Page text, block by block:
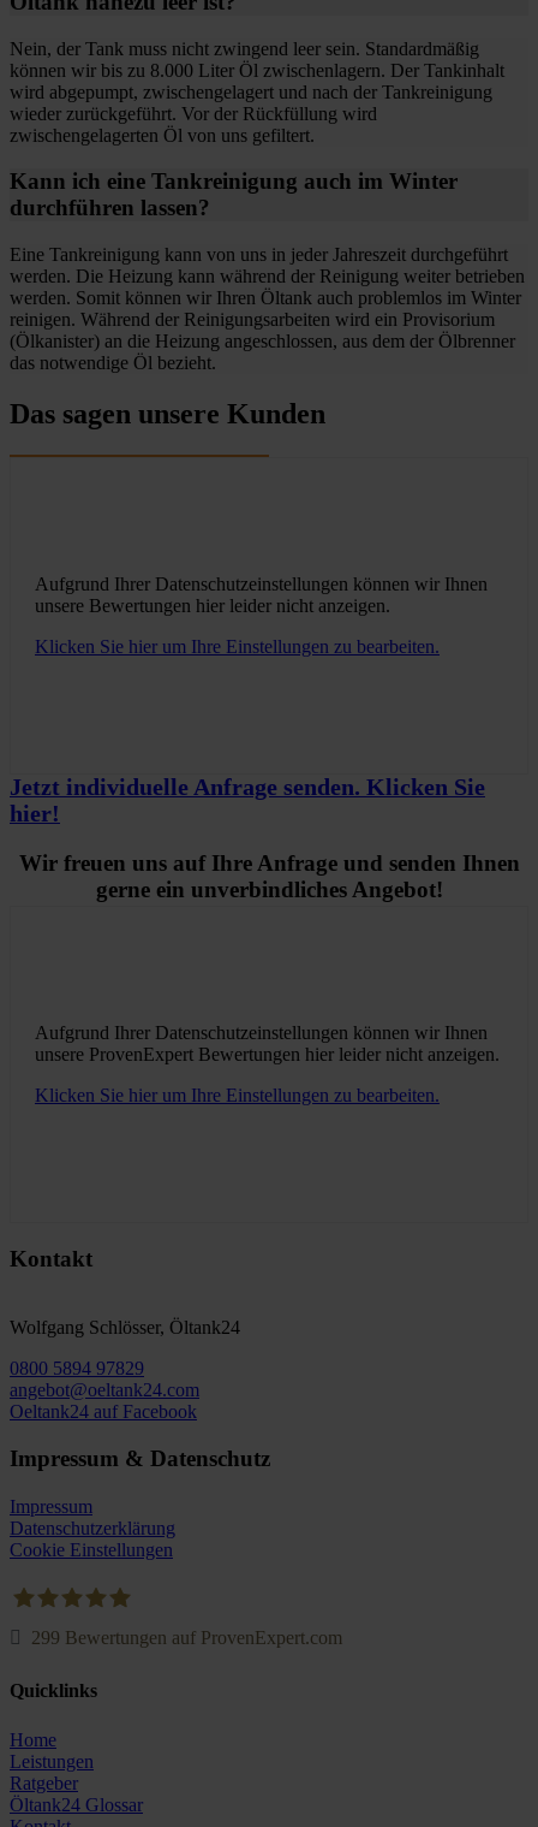
Nein, der Tank muss nicht zwingend leer sein. Standardmäßig
können wir bis zu 8.000 Liter Öl zwischenlagern. Der Tankinhalt
wird abgepumpt, zwischengelagert und nach der Tankreinigung
wieder zurückgeführt. Vor der Rückfüllung wird
zwischengelagerten Öl von uns gefiltert.
Kann ich eine Tankreinigung auch im Winter
durchführen lassen?
Eine Tankreinigung kann von uns in jeder Jahreszeit durchgeführt
werden. Die Heizung kann während der Reinigung weiter betrieben
werden. Somit können wir Ihren Öltank auch problemlos im Winter
reinigen. Während der Reinigungsarbeiten wird ein Provisorium
(Ölkanister) an die Heizung angeschlossen, aus dem der Ölbrenner
das notwendige Öl bezieht.
Das sagen unsere Kunden
Aufgrund Ihrer Datenschutzeinstellungen können wir Ihnen
unsere Bewertungen hier leider nicht anzeigen.
Klicken Sie hier um Ihre Einstellungen zu bearbeiten.
Jetzt individuelle Anfrage senden. Klicken Sie
hier!
Wir freuen uns auf Ihre Anfrage und senden Ihnen
gerne ein unverbindliches Angebot!
Aufgrund Ihrer Datenschutzeinstellungen können wir Ihnen
unsere ProvenExpert Bewertungen hier leider nicht anzeigen.
Klicken Sie hier um Ihre Einstellungen zu bearbeiten.
Kontakt
Wolfgang Schlösser, Öltank24
0800 5894 97829
angebot@oeltank24.com
Oeltank24 auf Facebook
Impressum & Datenschutz
Impressum
Datenschutzerklärung
Cookie Einstellungen
299 Bewertungen auf ProvenExpert.com
Quicklinks
Home
Leistungen
Ratgeber
Öltank24 Glossar